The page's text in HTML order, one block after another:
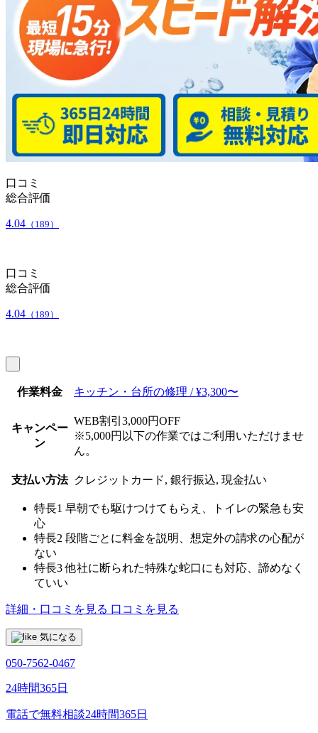
口コミ
総合評価
4.04 （189）
口コミ
総合評価
4.04 （189）
作業料金 キッチン・台所の修理 / ¥3,300〜
キャンペー
ン
WEB割引3,000円OFF
※5,000円以下の作業ではご利用いただけませ
ん。
支払い方法 クレジットカード, 銀行振込, 現金払い
特長1 早朝でも駆けつけてもらえ、トイレの緊急も安
心
特長2 段階ごとに料金を説明、想定外の請求の心配が
ない
特長3 他社に断られた特殊な蛇口にも対応、諦めなく
ていい
詳細・口コミを見る 口コミを見る
気になる
050-7562-0467
24時間365日
電話で無料相談24時間365日